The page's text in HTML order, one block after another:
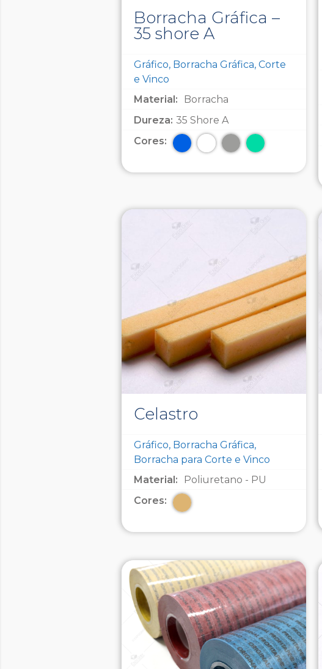
Borracha Gráfica –
35 shore A
Gráfico, Borracha Gráfica, Corte
e Vinco
Material:
Borracha
Dureza: 35 Shore A
Cores:
Celastro
Gráfico, Borracha Gráfica,
Borracha para Corte e Vinco
Material:
Poliuretano - PU
Cores: